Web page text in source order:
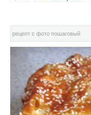
рецепт с фото пошаговый